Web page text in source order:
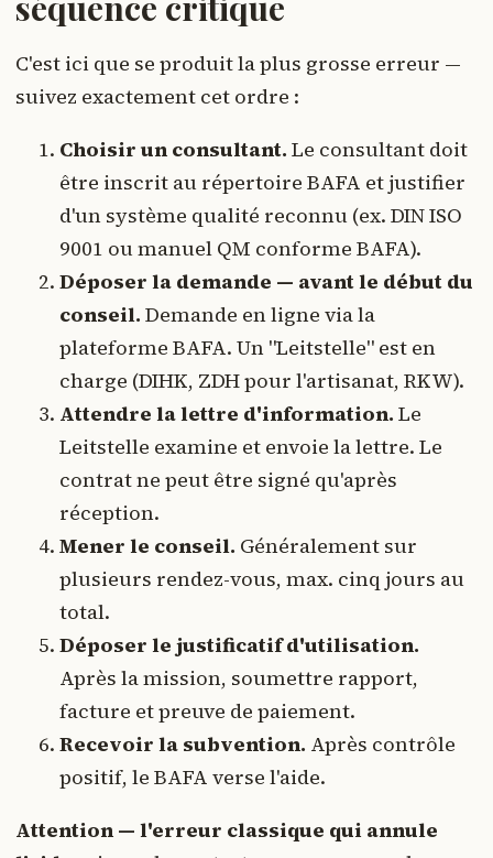
C'est ici que se produit la plus grosse erreur —
suivez exactement cet ordre :
Choisir un consultant. Le consultant doit
être inscrit au répertoire BAFA et justifier
d'un système qualité reconnu (ex. DIN ISO
9001 ou manuel QM conforme BAFA).
Déposer la demande — avant le début du
conseil. Demande en ligne via la
plateforme BAFA. Un "Leitstelle" est en
charge (DIHK, ZDH pour l'artisanat, RKW).
Attendre la lettre d'information. Le
Leitstelle examine et envoie la lettre. Le
contrat ne peut être signé qu'après
réception.
Mener le conseil. Généralement sur
plusieurs rendez-vous, max. cinq jours au
total.
Déposer le justificatif d'utilisation.
Après la mission, soumettre rapport,
facture et preuve de paiement.
Recevoir la subvention. Après contrôle
positif, le BAFA verse l'aide.
Attention — l'erreur classique qui annule